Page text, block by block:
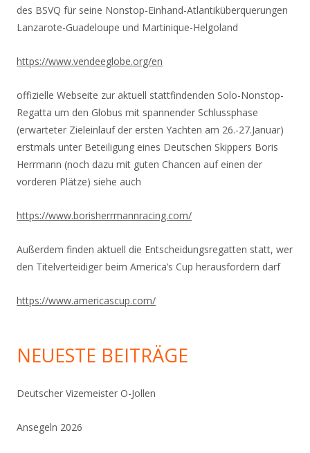
des BSVQ für seine Nonstop-Einhand-Atlantiküberquerungen
Lanzarote-Guadeloupe und Martinique-Helgoland
https://www.vendeeglobe.org/en
offizielle Webseite zur aktuell stattfindenden Solo-Nonstop-
Regatta um den Globus mit spannender Schlussphase
(erwarteter Zieleinlauf der ersten Yachten am 26.-27.Januar)
erstmals unter Beteiligung eines Deutschen Skippers Boris
Herrmann (noch dazu mit guten Chancen auf einen der
vorderen Plätze) siehe auch
https://www.borisherrmannracing.com/
Außerdem finden aktuell die Entscheidungsregatten statt, wer
den Titelverteidiger beim America’s Cup herausfordern darf
https://www.americascup.com/
NEUESTE BEITRÄGE
Deutscher Vizemeister O-Jollen
Ansegeln 2026